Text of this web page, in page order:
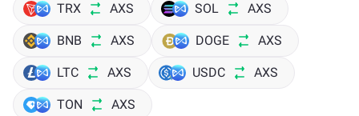
TRX AXS SOL AXS
BNB AXS DOGE AXS
LTC AXS USDC AXS
TON AXS